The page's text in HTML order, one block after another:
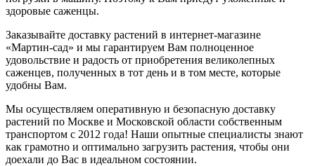
здоровые саженцы.
Заказывайте доставку растений в интернет-магазине
«Мартин-сад» и мы гарантируем Вам полноценное
удовольствие и радость от приобретения великолепных
саженцев, полученных в тот день и в том месте, которые
удобны Вам.
Мы осуществляем оперативную и безопасную доставку
растений по Москве и Московской области собственным
транспортом с 2012 года! Наши опытные специалисты знают
как грамотно и оптимально загрузить растения, чтобы они
доехали до Вас в идеальном состоянии.